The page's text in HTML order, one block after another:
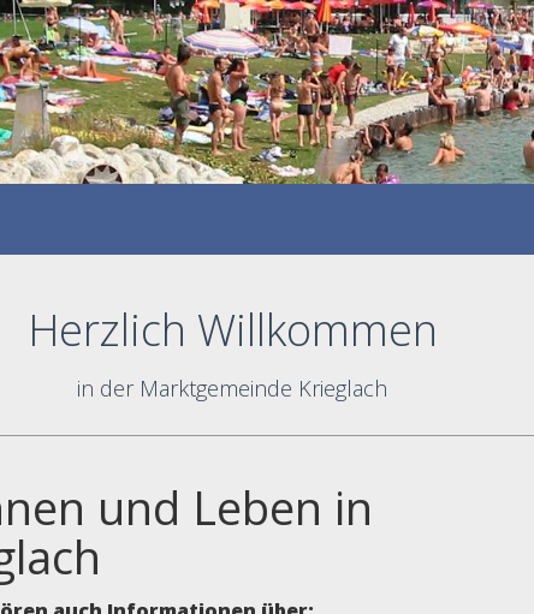
Herzlich Willkommen
in der Marktgemeinde Krieglach
und Leben in